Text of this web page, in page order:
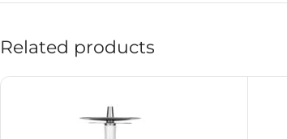
Related products